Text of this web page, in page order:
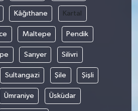
Kâğıthane Kartal
Maltepe Pendik
Sarıyer Silivri
Sultangazi Şile Şişli
Ümraniye Üsküdar